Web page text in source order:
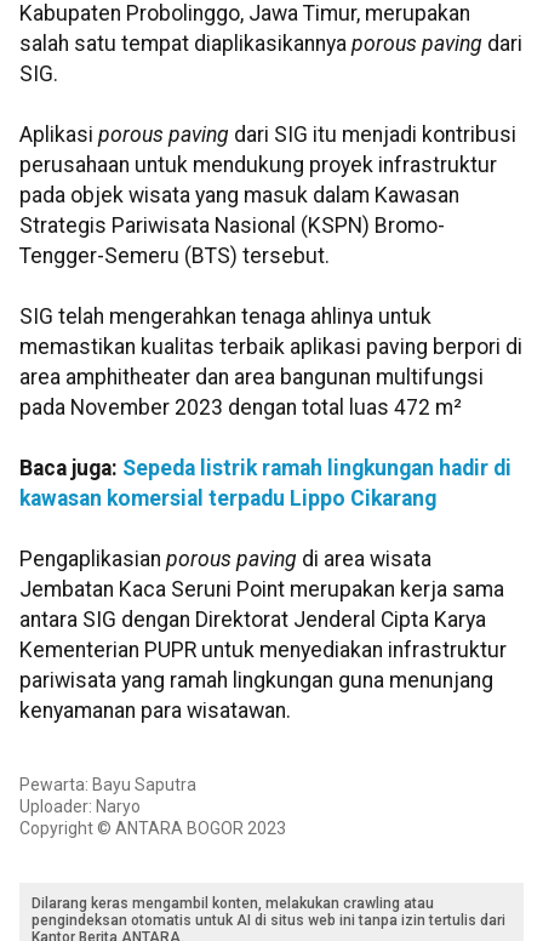
Kabupaten Probolinggo, Jawa Timur, merupakan
salah satu tempat diaplikasikannya porous paving dari
SIG.
Aplikasi porous paving dari SIG itu menjadi kontribusi
perusahaan untuk mendukung proyek infrastruktur
pada objek wisata yang masuk dalam Kawasan
Strategis Pariwisata Nasional (KSPN) Bromo-
Tengger-Semeru (BTS) tersebut.
SIG telah mengerahkan tenaga ahlinya untuk
memastikan kualitas terbaik aplikasi paving berpori di
area amphitheater dan area bangunan multifungsi
pada November 2023 dengan total luas 472 m²
Baca juga: Sepeda listrik ramah lingkungan hadir di
kawasan komersial terpadu Lippo Cikarang
Pengaplikasian porous paving di area wisata
Jembatan Kaca Seruni Point merupakan kerja sama
antara SIG dengan Direktorat Jenderal Cipta Karya
Kementerian PUPR untuk menyediakan infrastruktur
pariwisata yang ramah lingkungan guna menunjang
kenyamanan para wisatawan.
Pewarta: Bayu Saputra
Uploader: Naryo
Copyright © ANTARA BOGOR 2023
Dilarang keras mengambil konten, melakukan crawling atau
pengindeksan otomatis untuk AI di situs web ini tanpa izin tertulis dari
Kantor Berita ANTARA.